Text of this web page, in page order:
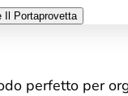
Il Portaprovetta
perfetto per